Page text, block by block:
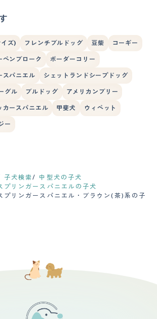
ズ) フレンチブルドッグ 豆柴 コーギー
ペンブローク ボーダーコリー
スパニエル シェットランドシープドッグ
グル ブルドッグ アメリカンブリー
カースパニエル 甲斐犬 ウィペット
ー
子犬検索
中型犬の子犬
プリンガースパニエルの子犬
プリンガースパニエル・ブラウン(茶)系の子